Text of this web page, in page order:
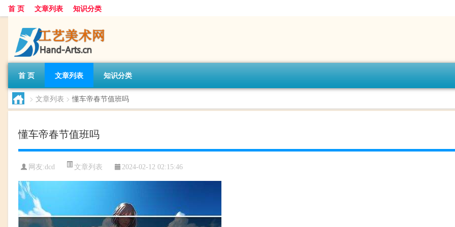
首 页 文章列表 知识分类
首 页 文章列表 知识分类
> 文章列表 > 懂车帝春节值班吗
懂车帝春节值班吗
网友:dcd 文章列表 2024-02-12 02:15:46